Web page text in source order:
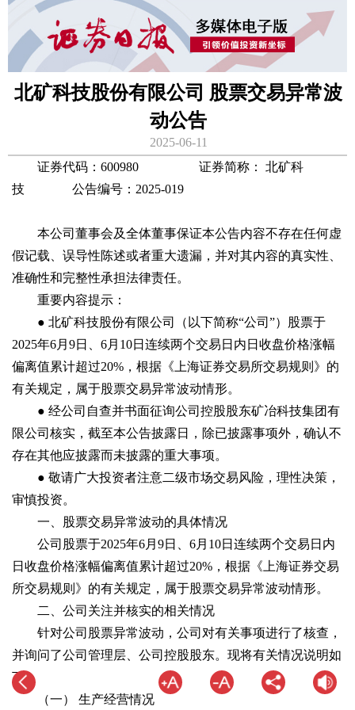
北矿科技股份有限公司 股票交易异常波
动公告
2025-06-11
证券代码：600980 证券简称： 北矿科
技 公告编号：2025-019
本公司董事会及全体董事保证本公告内容不存在任何虚
假记载、误导性陈述或者重大遗漏，并对其内容的真实性、
准确性和完整性承担法律责任。
重要内容提示：
● 北矿科技股份有限公司（以下简称“公司”）股票于
2025年6月9日、6月10日连续两个交易日内日收盘价格涨幅
偏离值累计超过20%，根据《上海证券交易所交易规则》的
有关规定，属于股票交易异常波动情形。
● 经公司自查并书面征询公司控股股东矿冶科技集团有
限公司核实，截至本公告披露日，除已披露事项外，确认不
存在其他应披露而未披露的重大事项。
● 敬请广大投资者注意二级市场交易风险，理性决策，
审慎投资。
一、股票交易异常波动的具体情况
公司股票于2025年6月9日、6月10日连续两个交易日内
日收盘价格涨幅偏离值累计超过20%，根据《上海证券交易
所交易规则》的有关规定，属于股票交易异常波动情形。
二、公司关注并核实的相关情况
针对公司股票异常波动，公司对有关事项进行了核查，
并询问了公司管理层、公司控股股东。现将有关情况说明如
下：
（一） 生产经营情况